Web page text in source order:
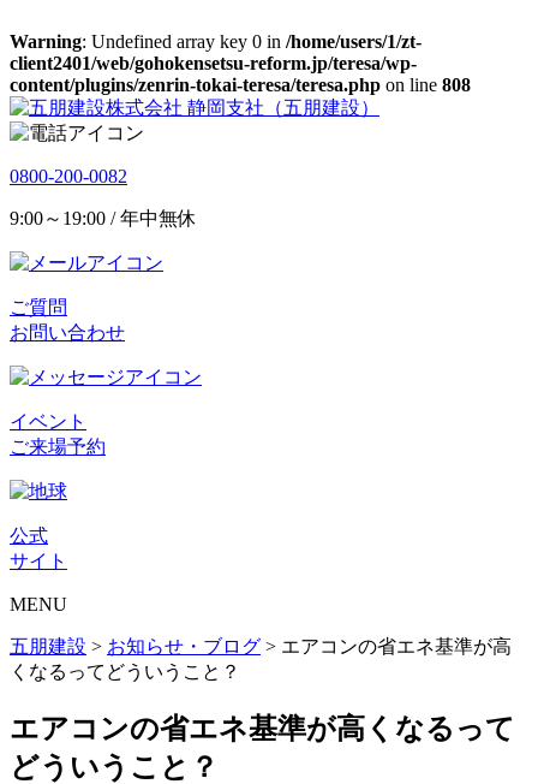
Warning: Undefined array key 0 in /home/users/1/zt-
client2401/web/gohokensetsu-reform.jp/teresa/wp-
content/plugins/zenrin-tokai-teresa/teresa.php on line 808
静岡支社（五朋建設）
0800-200-0082
9:00～19:00 / 年中無休
ご質問
お問い合わせ
イベント
ご来場予約
公式
サイト
MENU
五朋建設 > お知らせ・ブログ > エアコンの省エネ基準が高
くなるってどういうこと？
エアコンの省エネ基準が高くなるって
どういうこと？